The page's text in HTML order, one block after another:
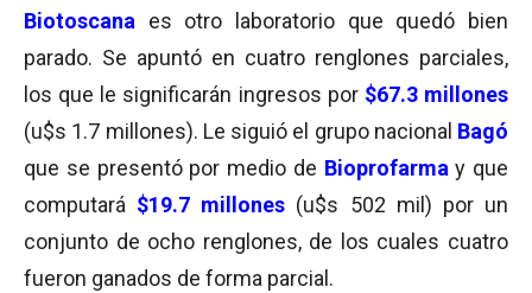
Biotoscana
es otro laboratorio que quedó bien
parado. Se apuntó en cuatro renglones parciales,
los que le significarán ingresos por $67.3 millones
(u$s 1.7 millones). Le siguió el grupo nacional Bagó
que se presentó por medio de Bioprofarma y que
computará $19.7 millones (u$s 502 mil) por un
conjunto de ocho renglones, de los cuales cuatro
fueron ganados de forma parcial.